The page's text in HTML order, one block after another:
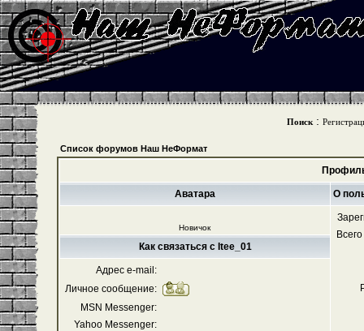
Поиск :
Список форумов Наш НеФормат
Аватара О
Новичок
Как связаться с Itee_01
Адрес e-mail:
Личное сообщение:
MSN Messenger:
Yahoo Messenger: